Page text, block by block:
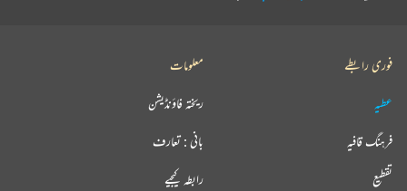
فوری رابطے
عطیہ
فرہنگ قافیہ
تقطیع
معلومات
ریختہ فاؤنڈیشن
بانی : تعارف
رابطہ کیجیے